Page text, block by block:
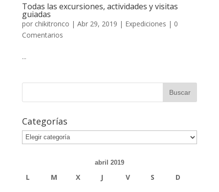
Todas las excursiones, actividades y visitas
guiadas
por chikitronco | Abr 29, 2019 | Expediciones | 0
Comentarios
...
Categorías
abril 2019
L M X J V S D